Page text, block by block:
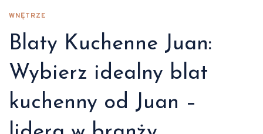
WNĘTRZE
Blaty Kuchenne Juan:
Wybierz idealny blat
kuchenny od Juan –